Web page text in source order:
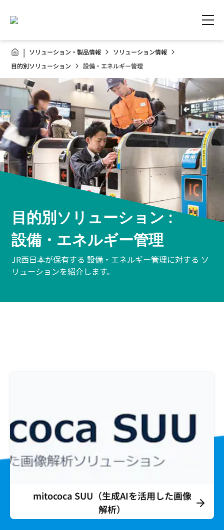
ソリューション・製品情報
ソリューション情報
目的別ソリューション
設備・エネルギー管理
目的別ソリューション :
設備・エネルギー管理
JR西日本が保有する 設備・エネルギー管理に対する ソ
リューションを紹介します。
mitococa SUU（生成AIを活用した画像
解析）